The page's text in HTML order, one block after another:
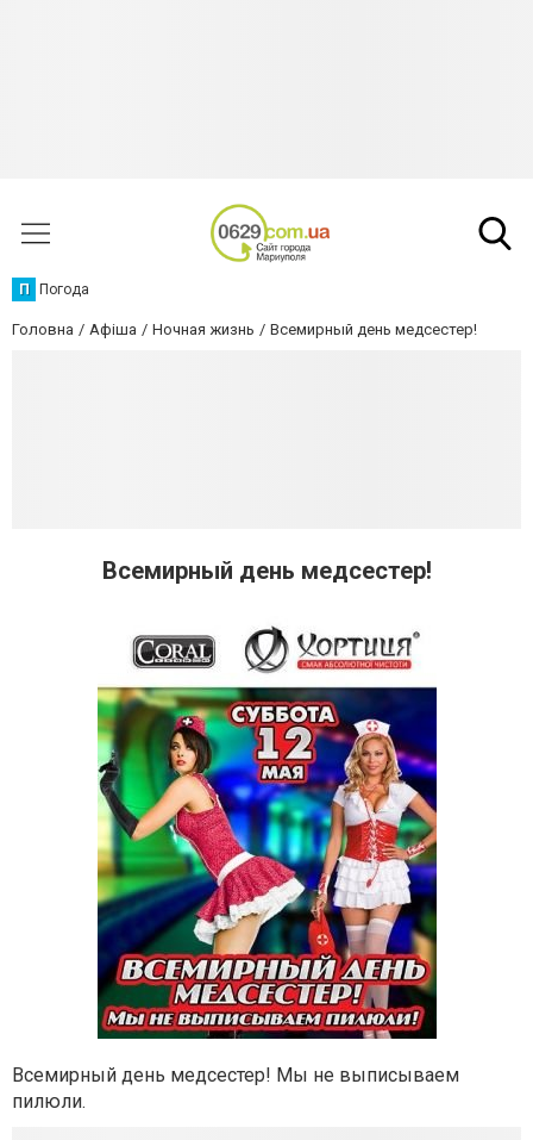
П Погода
Головна Афіша Ночная жизнь Всемирный день медсестер!
Всемирный день медсестер!
Всемирный день медсестер! Мы не выписываем
пилюли.